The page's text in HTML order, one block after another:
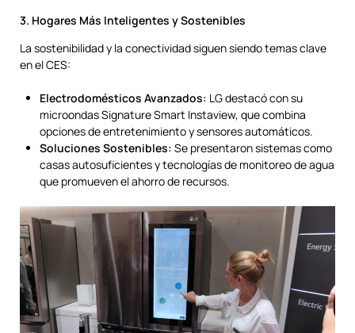
3. Hogares Más Inteligentes y Sostenibles
La sostenibilidad y la conectividad siguen siendo temas clave
en el CES:
Electrodomésticos Avanzados: LG destacó con su
microondas Signature Smart Instaview, que combina
opciones de entretenimiento y sensores automáticos.
Soluciones Sostenibles: Se presentaron sistemas como
casas autosuficientes y tecnologías de monitoreo de agua
que promueven el ahorro de recursos.